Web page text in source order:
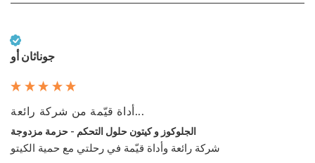
جوناثان أو
الجلوكوز و كيتون حلول التحكم - حزمة مزدوجة
شركة رائعة وأداة قيّمة في رحلتي مع حمية الكيتو